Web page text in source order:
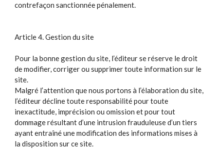
contrefaçon sanctionnée pénalement.
Article 4. Gestion du site
Pour la bonne gestion du site, l’éditeur se réserve le droit
de modifier, corriger ou supprimer toute information sur le
site.
Malgré l’attention que nous portons à l’élaboration du site,
l’éditeur décline toute responsabilité pour toute
inexactitude, imprécision ou omission et pour tout
dommage résultant d’une intrusion frauduleuse d’un tiers
ayant entraîné une modification des informations mises à
la disposition sur ce site.